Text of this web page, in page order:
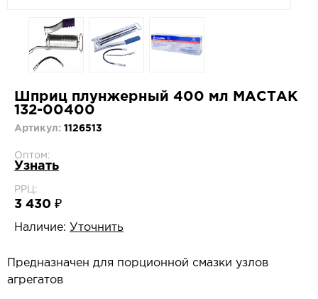
Шприц плунжерный 400 мл МАСТАК
132-00400
Артикул: 1126513
Оптом:
Узнать
РРЦ:
3 430 ₽
Наличие: Уточнить
Предназначен для порционной смазки узлов
агрегатов